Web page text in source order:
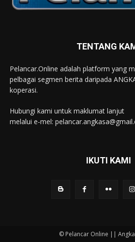
TENTANG
Pelancar.Online adalah platform yang
pelbagai segmen berita daripada
koperasi.
Hubungi kami untuk maklumat lanjut
melalui e-mel:
IKUTI KAMI
© Pelancar Online ||